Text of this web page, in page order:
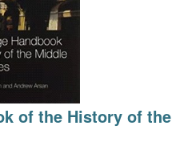
of the History of the